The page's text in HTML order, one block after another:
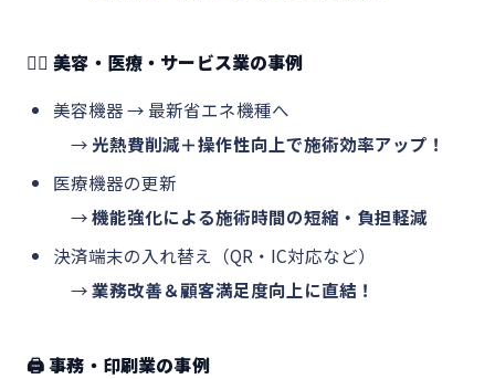
💇‍♀️ 美容・医療・サービス業の事例
美容機器 → 最新省エネ機種へ
→ 光熱費削減＋操作性向上で施術効率アップ！
医療機器の更新
→機能強化による施術時間の短縮・負担軽減
決済端末の入れ替え（QR・IC対応など）
→業務改善＆顧客満足度向上に直結！
🖨 事務・印刷業の事例